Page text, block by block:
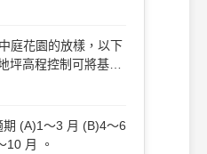
法測量 (B)測點鄰近
測量定位，選點愈多
擇關鍵點以經緯儀
庭花園的放樣，以下
坪高程控制可將基準
選擇屋角為高程控制
。
(A)1～3 月 (B)4～6
10 月 。